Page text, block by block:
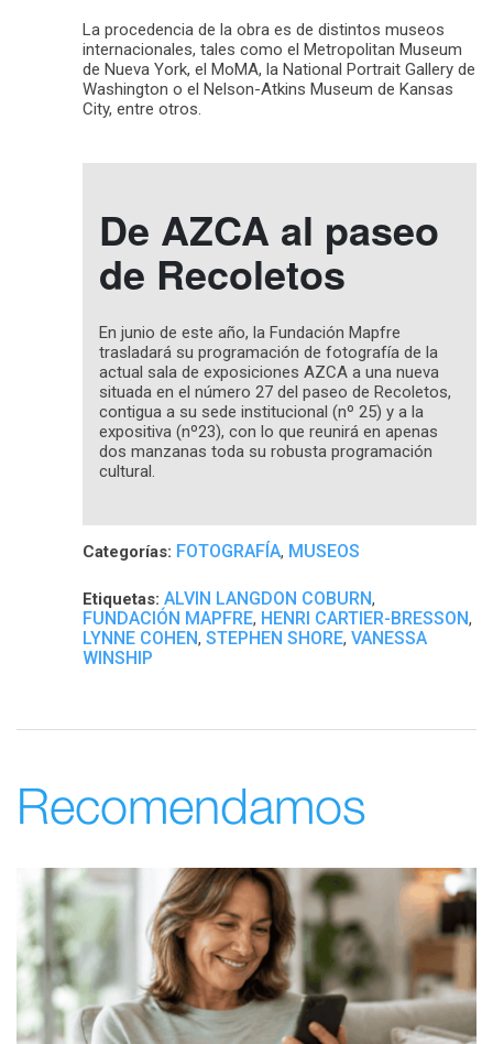
La procedencia de la obra es de distintos museos
internacionales, tales como el Metropolitan Museum
de Nueva York, el MoMA, la National Portrait Gallery de
Washington o el Nelson-Atkins Museum de Kansas
City, entre otros.
De AZCA al paseo
de Recoletos
En junio de este año, la Fundación Mapfre
trasladará su programación de fotografía de la
actual sala de exposiciones AZCA a una nueva
situada en el número 27 del paseo de Recoletos,
contigua a su sede institucional (nº 25) y a la
expositiva (nº23), con lo que reunirá en apenas
dos manzanas toda su robusta programación
cultural.
Categorías: FOTOGRAFÍA, MUSEOS
Etiquetas: ALVIN LANGDON COBURN,
FUNDACIÓN MAPFRE, HENRI CARTIER-BRESSON,
LYNNE COHEN, STEPHEN SHORE, VANESSA
WINSHIP
Recomendamos